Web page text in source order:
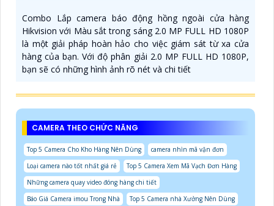
Combo Lắp camera báo động hồng ngoài cửa hàng
Hikvision với Màu sắt trong sáng 2.0 MP FULL HD 1080P
là một giải pháp hoàn hảo cho việc giám sát từ xa cửa
hàng của bạn. Với độ phân giải 2.0 MP FULL HD 1080P,
bạn sẽ có những hình ảnh rõ nét và chi tiết
CAMERA THEO CHỨC NĂNG
Top 5 Camera Cho Kho Hàng Nên Dùng
camera nhìn mã vận đơn
Loại camera nào tốt nhất giá rẻ
Top 5 Camera Xem Mã Vạch Đơn Hàng
Những camera quay video đóng hàng chi tiết
Báo Giá Camera imou Trong Nhà
Top 5 Camera nhà Xưởng Nên Dùng